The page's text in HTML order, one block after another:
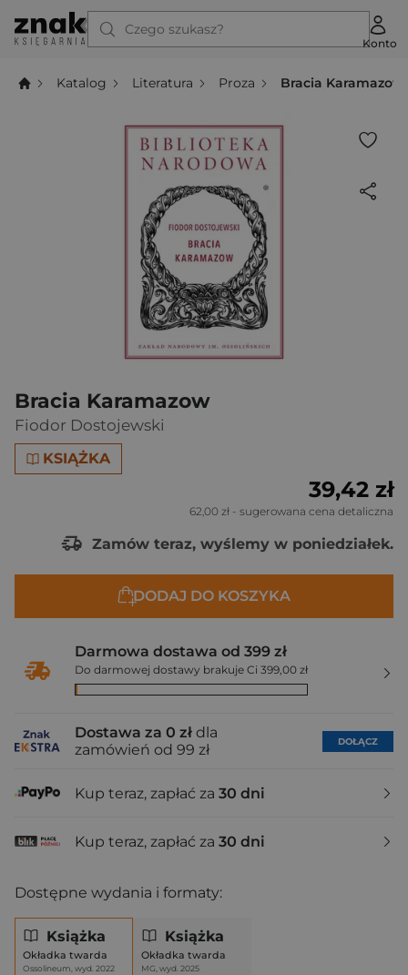
Czego szukasz?
Konto
Katalog Literatura Proza Bracia Karamazow
Bracia Karamazow
Fiodor Dostojewski
KSIĄŻKA
39,42 zł
62,00 zł - sugerowana cena detaliczna
Zamów teraz, wyślemy w poniedziałek.
DODAJ DO KOSZYKA
Darmowa dostawa od 399 zł
Do darmowej dostawy brakuje Ci 399,00 zł
Dostawa za 0 zł dla
zamówień od 99 zł
DOŁĄCZ
Kup teraz, zapłać za 30 dni
Kup teraz, zapłać za 30 dni
Dostępne wydania i formaty:
Książka
Okładka twarda
Ossolineum, wyd. 2022
Książka
Okładka twarda
MG, wyd. 2025